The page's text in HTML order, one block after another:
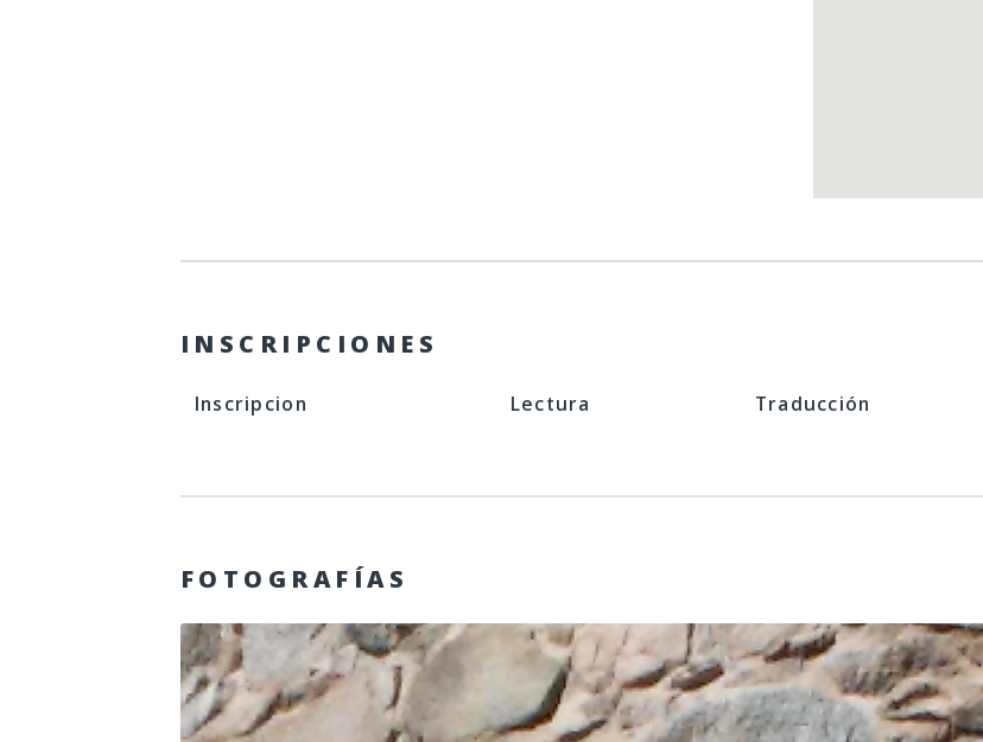
INSCRIPCIONES
Inscripcion Lectura Traducción
FOTOGRAFÍAS